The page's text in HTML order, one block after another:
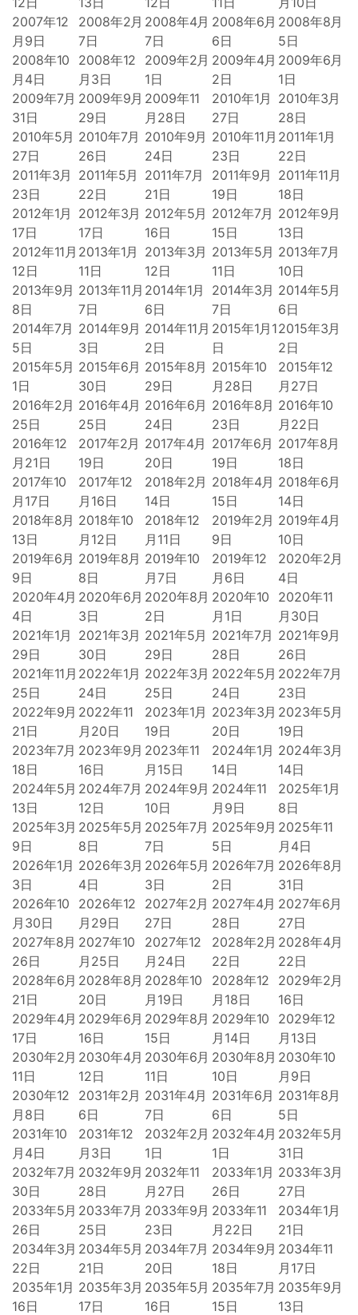
2007年12
月9日
2008年2月
7日
2008年4月
7日
2008年6月
6日
2008年8月
5日
2008年10
月4日
2008年12
月3日
2009年2月
1日
2009年4月
2日
2009年6月
1日
2009年7月
31日
2009年9月
29日
2009年11
月28日
2010年1月
27日
2010年3月
28日
2010年5月
27日
2010年7月
26日
2010年9月
24日
2010年11月
23日
2011年1月
22日
2011年3月
23日
2011年5月
22日
2011年7月
21日
2011年9月
19日
2011年11月
18日
2012年1月
17日
2012年3月
17日
2012年5月
16日
2012年7月
15日
2012年9月
13日
2012年11月
12日
2013年1月
11日
2013年3月
12日
2013年5月
11日
2013年7月
10日
2013年9月
8日
2013年11月
7日
2014年1月
6日
2014年3月
7日
2014年5月
6日
2014年7月
5日
2014年9月
3日
2014年11月
2日
2015年1月1
日
2015年3月
2日
2015年5月
1日
2015年6月
30日
2015年8月
29日
2015年10
月28日
2015年12
月27日
2016年2月
25日
2016年4月
25日
2016年6月
24日
2016年8月
23日
2016年10
月22日
2016年12
月21日
2017年2月
19日
2017年4月
20日
2017年6月
19日
2017年8月
18日
2017年10
月17日
2017年12
月16日
2018年2月
14日
2018年4月
15日
2018年6月
14日
2018年8月
13日
2018年10
月12日
2018年12
月11日
2019年2月
9日
2019年4月
10日
2019年6月
9日
2019年8月
8日
2019年10
月7日
2019年12
月6日
2020年2月
4日
2020年4月
4日
2020年6月
3日
2020年8月
2日
2020年10
月1日
2020年11
月30日
2021年1月
29日
2021年3月
30日
2021年5月
29日
2021年7月
28日
2021年9月
26日
2021年11月
25日
2022年1月
24日
2022年3月
25日
2022年5月
24日
2022年7月
23日
2022年9月
21日
2022年11
月20日
2023年1月
19日
2023年3月
20日
2023年5月
19日
2023年7月
18日
2023年9月
16日
2023年11
月15日
2024年1月
14日
2024年3月
14日
2024年5月
13日
2024年7月
12日
2024年9月
10日
2024年11
月9日
2025年1月
8日
2025年3月
9日
2025年5月
8日
2025年7月
7日
2025年9月
5日
2025年11
月4日
2026年1月
3日
2026年3月
4日
2026年5月
3日
2026年7月
2日
2026年8月
31日
2026年10
月30日
2026年12
月29日
2027年2月
27日
2027年4月
28日
2027年6月
27日
2027年8月
26日
2027年10
月25日
2027年12
月24日
2028年2月
22日
2028年4月
22日
2028年6月
21日
2028年8月
20日
2028年10
月19日
2028年12
月18日
2029年2月
16日
2029年4月
17日
2029年6月
16日
2029年8月
15日
2029年10
月14日
2029年12
月13日
2030年2月
11日
2030年4月
12日
2030年6月
11日
2030年8月
10日
2030年10
月9日
2030年12
月8日
2031年2月
6日
2031年4月
7日
2031年6月
6日
2031年8月
5日
2031年10
月4日
2031年12
月3日
2032年2月
1日
2032年4月
1日
2032年5月
31日
2032年7月
30日
2032年9月
28日
2032年11
月27日
2033年1月
26日
2033年3月
27日
2033年5月
26日
2033年7月
25日
2033年9月
23日
2033年11
月22日
2034年1月
21日
2034年3月
22日
2034年5月
21日
2034年7月
20日
2034年9月
18日
2034年11
月17日
2035年1月
16日
2035年3月
17日
2035年5月
16日
2035年7月
15日
2035年9月
13日